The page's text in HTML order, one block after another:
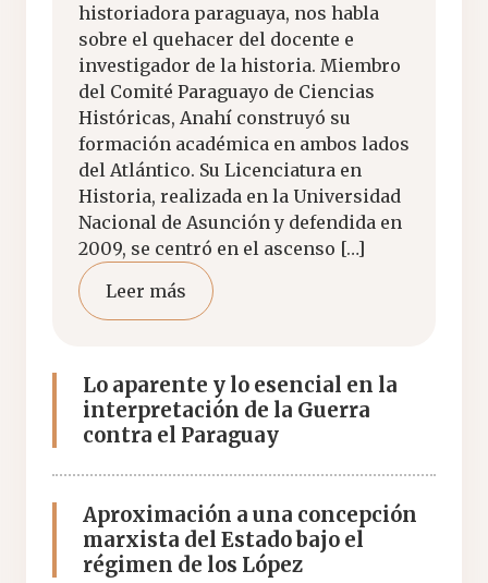
historiadora paraguaya, nos habla
sobre el quehacer del docente e
investigador de la historia. Miembro
del Comité Paraguayo de Ciencias
Históricas, Anahí construyó su
formación académica en ambos lados
del Atlántico. Su Licenciatura en
Historia, realizada en la Universidad
Nacional de Asunción y defendida en
2009, se centró en el ascenso […]
Leer más
Lo aparente y lo esencial en la
interpretación de la Guerra
contra el Paraguay
Aproximación a una concepción
marxista del Estado bajo el
régimen de los López